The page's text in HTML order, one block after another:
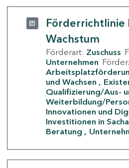
Förderrichtlinie
Wachstum
Förderart: Zuschuss
Unternehmen
und Wachsen
Qualifizierung/Aus-
Weiterbildung/
Innovationen und
Investitionen in
Beratung